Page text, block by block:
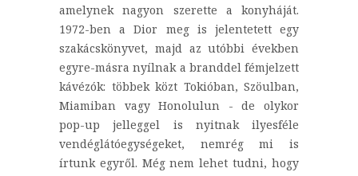
amelynek nagyon szerette a konyháját.
1972-ben a Dior meg is jelentetett egy
szakácskönyvet, majd az utóbbi években
egyre-másra nyílnak a branddel fémjelzett
kávézók: többek közt Tokióban, Szöulban,
Miamiban vagy Honolulun - de olykor
pop-up jelleggel is nyitnak ilyesféle
vendéglátóegységeket, nemrég mi is
írtunk egyről. Még nem lehet tudni, hogy